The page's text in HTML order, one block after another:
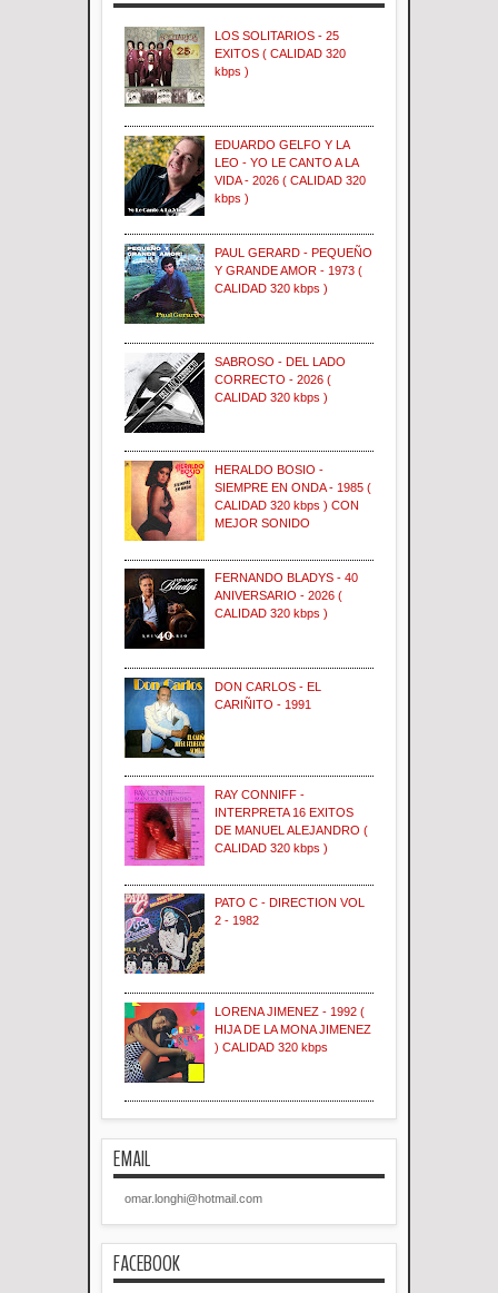
LOS SOLITARIOS - 25
EXITOS ( CALIDAD 320
kbps )
EDUARDO GELFO Y LA
LEO - YO LE CANTO A LA
VIDA - 2026 ( CALIDAD 320
kbps )
PAUL GERARD - PEQUEÑO
Y GRANDE AMOR - 1973 (
CALIDAD 320 kbps )
SABROSO - DEL LADO
CORRECTO - 2026 (
CALIDAD 320 kbps )
HERALDO BOSIO -
SIEMPRE EN ONDA - 1985 (
CALIDAD 320 kbps ) CON
MEJOR SONIDO
FERNANDO BLADYS - 40
ANIVERSARIO - 2026 (
CALIDAD 320 kbps )
DON CARLOS - EL
CARIÑITO - 1991
RAY CONNIFF -
INTERPRETA 16 EXITOS
DE MANUEL ALEJANDRO (
CALIDAD 320 kbps )
PATO C - DIRECTION VOL
2 - 1982
LORENA JIMENEZ - 1992 (
HIJA DE LA MONA JIMENEZ
) CALIDAD 320 kbps
EMAIL
omar.longhi@hotmail.com
FACEBOOK